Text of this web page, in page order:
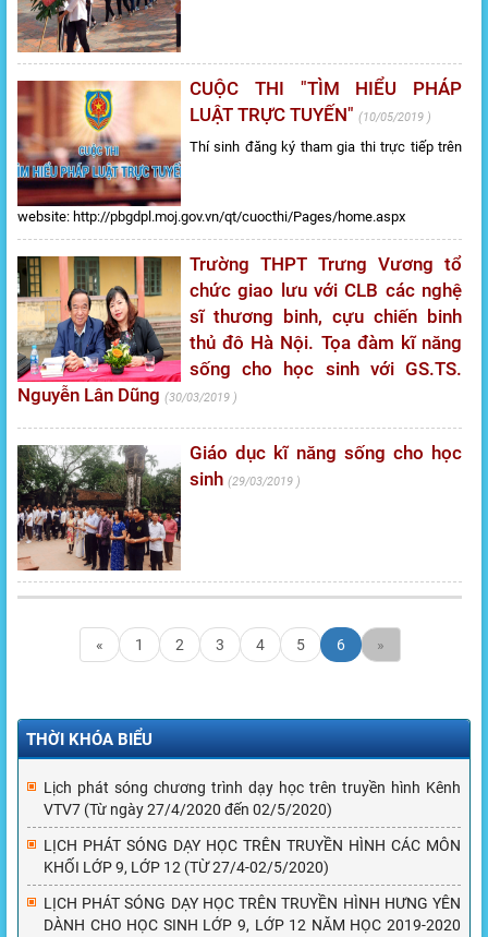
CUỘC THI "TÌM HIỂU PHÁP
LUẬT TRỰC TUYẾN"
10/05/2019
Thí sinh đăng ký tham gia thi trực tiếp trên
website: http://pbgdpl.moj.gov.vn/qt/cuocthi/Pages/home.aspx
Trường THPT Trưng Vương tổ
chức giao lưu với CLB các nghệ
sĩ thương binh, cựu chiến binh
thủ đô Hà Nội. Tọa đàm kĩ năng
sống cho học sinh với GS.TS.
Nguyễn Lân Dũng
30/03/2019
Giáo dục kĩ năng sống cho học
sinh
29/03/2019
« 1 2 3 4 5 6 »
THỜI KHÓA BIỂU
Lịch phát sóng chương trình dạy học trên truyền hình Kênh
VTV7 (Từ ngày 27/4/2020 đến 02/5/2020)
LỊCH PHÁT SÓNG DẠY HỌC TRÊN TRUYỀN HÌNH CÁC MÔN
KHỐI LỚP 9, LỚP 12 (TỪ 27/4-02/5/2020)
LỊCH PHÁT SÓNG DẠY HỌC TRÊN TRUYỀN HÌNH HƯNG YÊN
DÀNH CHO HỌC SINH LỚP 9, LỚP 12 NĂM HỌC 2019-2020